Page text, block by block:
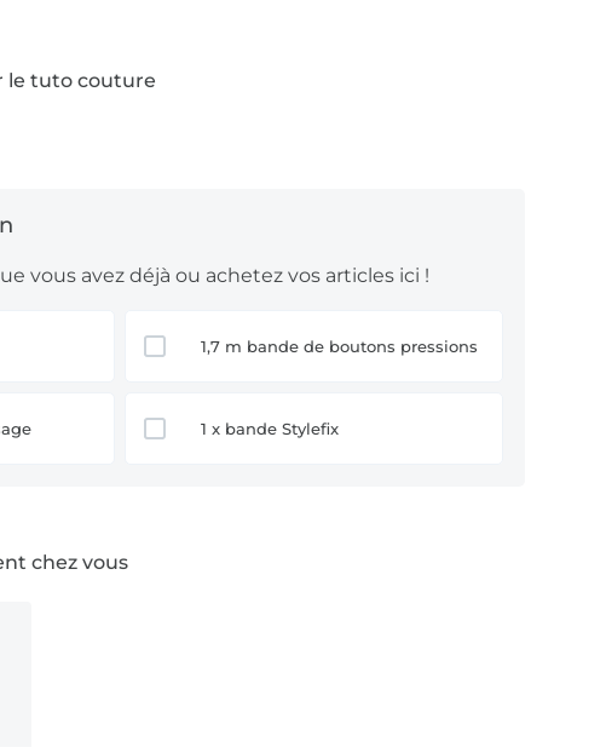
le tuto couture
vous avez déjà ou achetez vos articles ici !
1,7 m bande de boutons pressions
1 x bande Stylefix
chez vous